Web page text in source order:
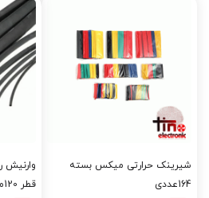
شیرینک حرارتی میکس بسته
164عددی
قطر 120میلی متر